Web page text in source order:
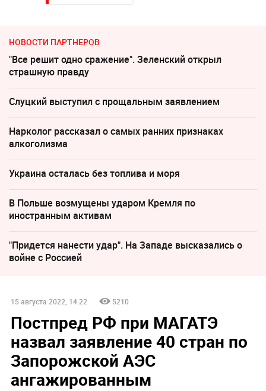
НОВОСТИ ПАРТНЕРОВ
"Все решит одно сражение". Зеленский открыл
страшную правду
Слуцкий выступил с прощальным заявлением
Нарколог рассказал о самых ранних признаках
алкоголизма
Украина осталась без топлива и моря
В Польше возмущены ударом Кремля по
иностранным активам
"Придется нанести удар". На Западе высказались о
войне с Россией
15 августа 2022, 14:22 5210
Постпред РФ при МАГАТЭ
назвал заявление 40 стран по
Запорожской АЭС
ангажированным